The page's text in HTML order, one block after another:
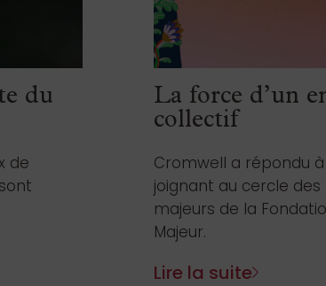
du
de
La force d’un
collectif
Cromwell a répondu à
joignant au cercle
majeurs de la
Majeur.
Lire la suite